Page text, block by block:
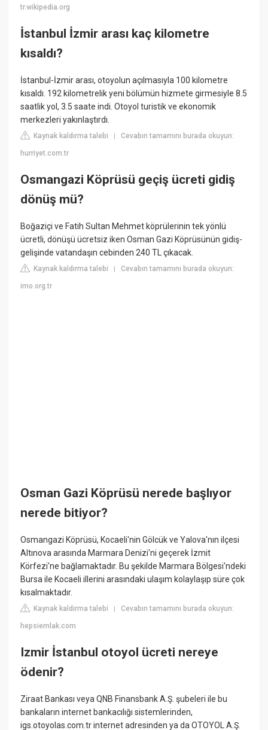
tr.wikipedia.org
İstanbul İzmir arası kaç kilometre
kısaldı?
İstanbul-İzmir arası, otoyolun açılmasıyla 100 kilometre
kısaldı. 192 kilometrelik yeni bölümün hizmete girmesiyle 8.5
saatlik yol, 3.5 saate indi. Otoyol turistik ve ekonomik
merkezleri yakınlaştırdı.
Kaynak kaldırma talebi |Cevabın tamamını burada okuyun:
hurriyet.com.tr
Osmangazi Köprüsü geçiş ücreti gidiş
dönüş mü?
Boğaziçi ve Fatih Sultan Mehmet köprülerinin tek yönlü
ücretli, dönüşü ücretsiz iken Osman Gazi Köprüsünün gidiş-
gelişinde vatandaşın cebinden 240 TL çıkacak.
Kaynak kaldırma talebi |Cevabın tamamını burada okuyun:
imo.org.tr
Osman Gazi Köprüsü nerede başlıyor
nerede bitiyor?
Osmangazi Köprüsü, Kocaeli'nin Gölcük ve Yalova'nın ilçesi
Altınova arasında Marmara Denizi'ni geçerek İzmit
Körfezi'ne bağlamaktadır. Bu şekilde Marmara Bölgesi'ndeki
Bursa ile Kocaeli illerini arasındaki ulaşım kolaylaşıp süre çok
kısalmaktadır.
Kaynak kaldırma talebi |Cevabın tamamını burada okuyun:
hepsiemlak.com
Izmir İstanbul otoyol ücreti nereye
ödenir?
Ziraat Bankası veya QNB Finansbank A.Ş. şubeleri ile bu
bankaların internet bankacılığı sistemlerinden,
igs.otoyolas.com.tr internet adresinden ya da OTOYOL A.Ş.